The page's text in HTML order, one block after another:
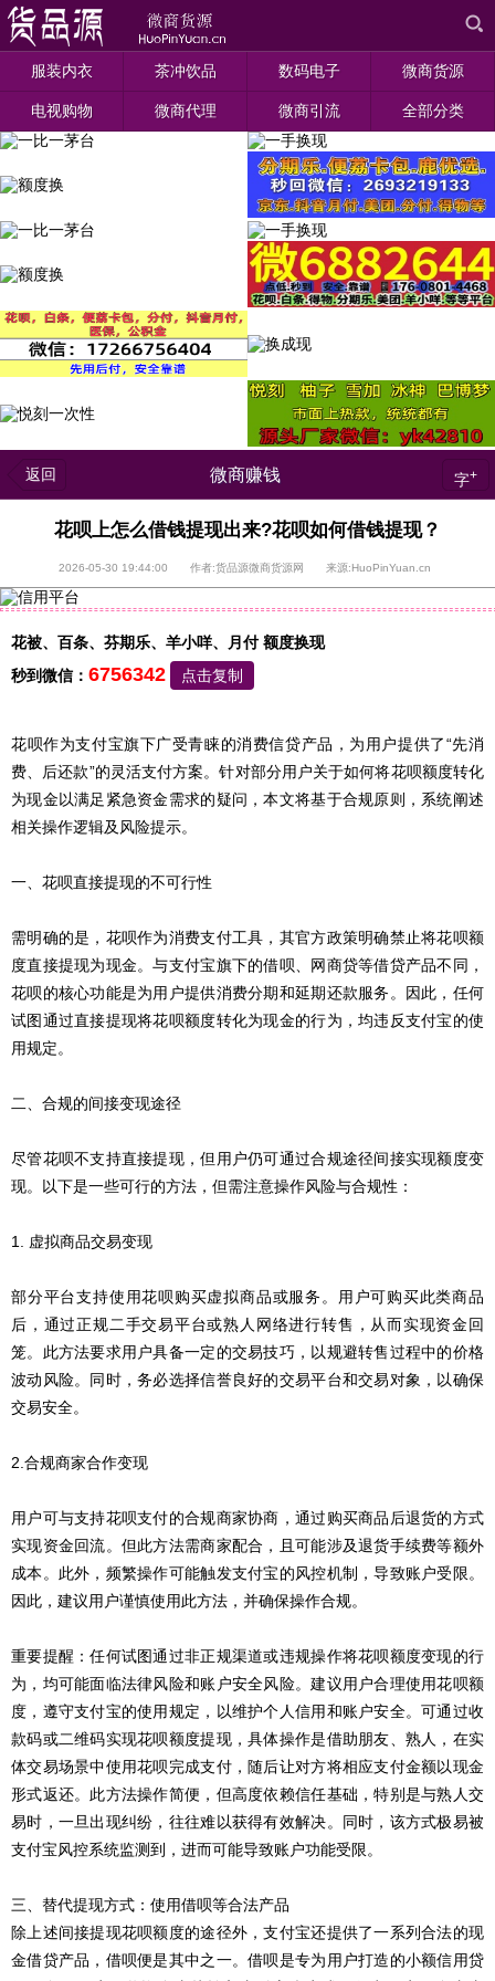
服装内衣 茶冲饮品 数码电子 微商货源
电视购物 微商代理 微商引流 全部分类
返回 微商赚钱 字+
花呗上怎么借钱提现出来?花呗如何借钱提现？
2026-05-30 19:44:00 作者:货品源微商货源网 来源:HuoPinYuan.cn
花被、百条、芬期乐、羊小咩、月付 额度换现
秒到微信： 6756342 点击复制
花呗作为支付宝旗下广受青睐的消费信贷产品，为用户提供了“先消
费、后还款”的灵活支付方案。针对部分用户关于如何将花呗额度转化
为现金以满足紧急资金需求的疑问，本文将基于合规原则，系统阐述
相关操作逻辑及风险提示。
一、花呗直接提现的不可行性
需明确的是，花呗作为消费支付工具，其官方政策明确禁止将花呗额
度直接提现为现金。与支付宝旗下的借呗、网商贷等借贷产品不同，
花呗的核心功能是为用户提供消费分期和延期还款服务。因此，任何
试图通过直接提现将花呗额度转化为现金的行为，均违反支付宝的使
用规定。
二、合规的间接变现途径
尽管花呗不支持直接提现，但用户仍可通过合规途径间接实现额度变
现。以下是一些可行的方法，但需注意操作风险与合规性：
1. 虚拟商品交易变现
部分平台支持使用花呗购买虚拟商品或服务。用户可购买此类商品
后，通过正规二手交易平台或熟人网络进行转售，从而实现资金回
笼。此方法要求用户具备一定的交易技巧，以规避转售过程中的价格
波动风险。同时，务必选择信誉良好的交易平台和交易对象，以确保
交易安全。
2.合规商家合作变现
用户可与支持花呗支付的合规商家协商，通过购买商品后退货的方式
实现资金回流。但此方法需商家配合，且可能涉及退货手续费等额外
成本。此外，频繁操作可能触发支付宝的风控机制，导致账户受限。
因此，建议用户谨慎使用此方法，并确保操作合规。
重要提醒：任何试图通过非正规渠道或违规操作将花呗额度变现的行
为，均可能面临法律风险和账户安全风险。建议用户合理使用花呗额
度，遵守支付宝的使用规定，以维护个人信用和账户安全。可通过收
款码或二维码实现花呗额度提现，具体操作是借助朋友、熟人，在实
体交易场景中使用花呗完成支付，随后让对方将相应支付金额以现金
形式返还。此方法操作简便，但高度依赖信任基础，特别是与熟人交
易时，一旦出现纠纷，往往难以获得有效解决。同时，该方式极易被
支付宝风控系统监测到，进而可能导致账户功能受限。
三、替代提现方式：使用借呗等合法产品
除上述间接提现花呗额度的途径外，支付宝还提供了一系列合法的现
金借贷产品，借呗便是其中之一。借呗是专为用户打造的小额信用贷